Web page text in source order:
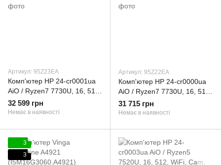
Артикул: 95Z23EA
Комп'ютер HP 24-cr0001ua
AiO / Ryzen7 7730U, 16, 512,
WiFi, Cam, KM (95Z23EA)
32 599 грн
Немає в наявності
Артикул: 95Z22EA
Комп'ютер HP 24-cr0000ua
AiO / Ryzen7 7730U, 16, 512,
WiFi, Cam, KM (95Z22EA)
31 715 грн
Немає в наявності
3
3